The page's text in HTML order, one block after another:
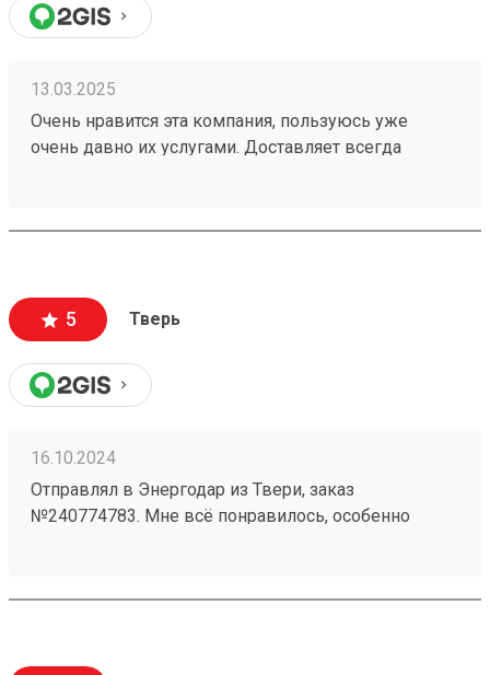
13.03.2025
Очень нравится эта компания, пользуюсь уже
очень давно их услугами. Доставляет всегда
крайне редко), в общем, всем рекомендую. Номер
5 Тверь
16.10.2024
Отправлял в Энергодар из Твери, заказ
№240774783. Мне всё понравилось, особенно
удовольствие сотрудничать. Сам продолжаю